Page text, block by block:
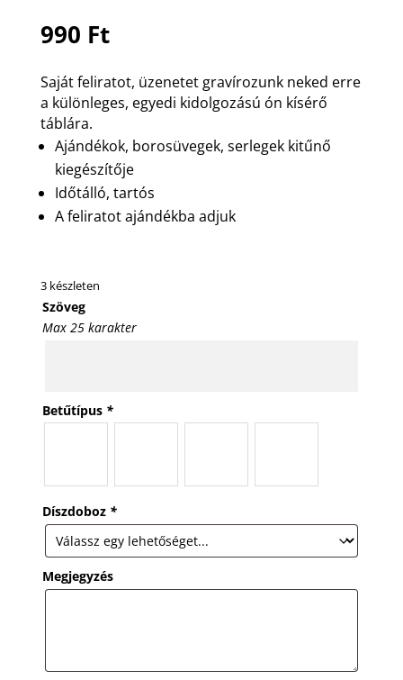
990 Ft
Saját feliratot, üzenetet gravírozunk neked erre
a különleges, egyedi kidolgozású ón kísérő
táblára.
Ajándékok, borosüvegek, serlegek kitűnő
kiegészítője
Időtálló, tartós
A feliratot ajándékba adjuk
3 készleten
Szöveg
Max 25 karakter
Betűtípus *
Díszdoboz *
Megjegyzés